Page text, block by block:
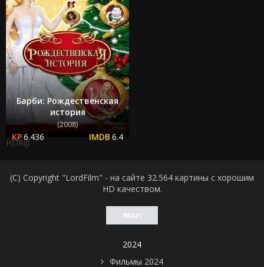
Барби: Рождественская
история
(2008)
6.436 6.4
HDRip
(C) Copyright "LordFilm" - на сайте 32.564 картины с хорошим
HD качеством.
2024
Фильмы 2024